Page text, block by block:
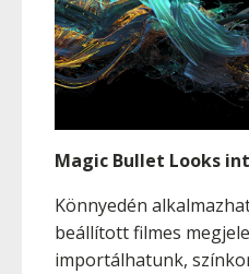
Magic Bullet Looks
Könnyedén
beállított filmes
importálhatunk,